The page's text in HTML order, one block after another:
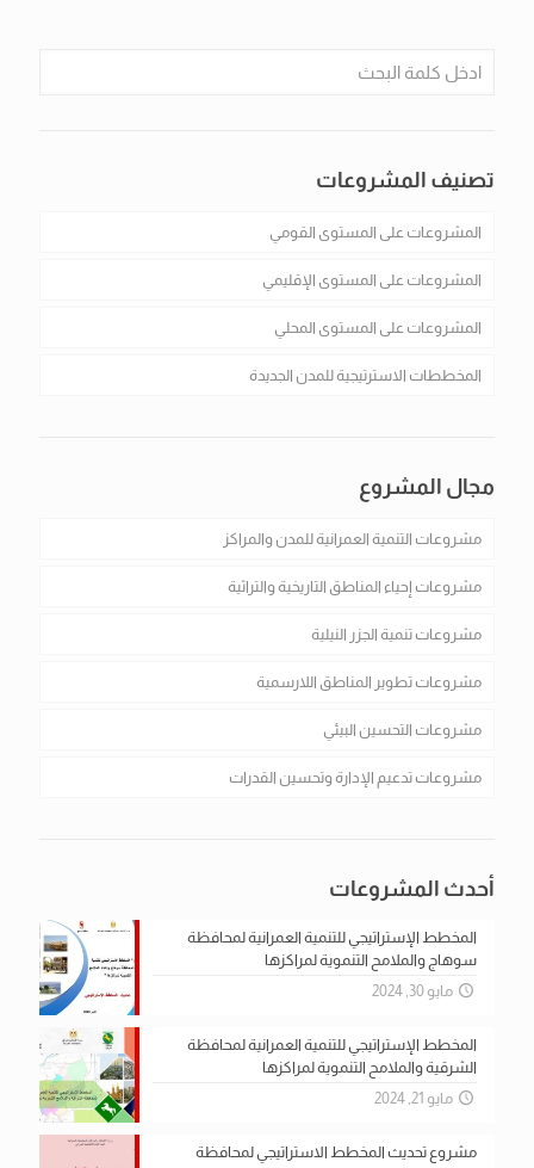
تصنيف المشروعات
المشروعات على المستوى القومي
المشروعات على المستوى الإقليمي
المشروعات على المستوى المحلي
المخططات الاسترتيجية للمدن الجديدة
مجال المشروع
مشروعات التنمية العمرانية للمدن والمراكز
مشروعات إحياء المناطق التاريخية والتراثية
مشروعات تنمية الجزر النيلية
مشروعات تطوير المناطق اللارسمية
مشروعات التحسين البيئي
مشروعات تدعيم الإدارة وتحسين القدرات
أحدث المشروعات
المخطط الإستراتيجي للتنمية العمرانية لمحافظة
سوهاج والملامح التنموية لمراكزها
مايو 30, 2024
المخطط الإستراتيجي للتنمية العمرانية لمحافظة
الشرقية والملامح التنموية لمراكزها
مايو 21, 2024
مشروع تحديث المخطط الاستراتيجي لمحافظة